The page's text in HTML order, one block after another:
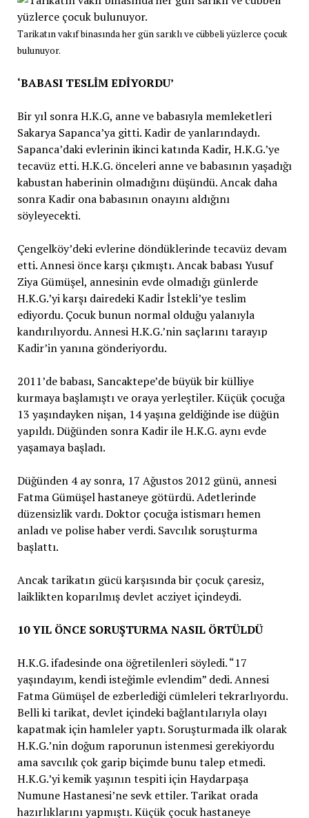
Tarikatın vakıf binasında her gün sarıklı ve cübbeli yüzlerce çocuk
bulunuyor.
‘BABASI TESLİM EDİYORDU’
Bir yıl sonra H.K.G, anne ve babasıyla memleketleri
Sakarya Sapanca’ya gitti. Kadir de yanlarındaydı.
Sapanca’daki evlerinin ikinci katında Kadir, H.K.G.’ye
tecavüz etti. H.K.G. önceleri anne ve babasının yaşadığı
kabustan haberinin olmadığını düşündü. Ancak daha
sonra Kadir ona babasının onayını aldığını
söyleyecekti.
Çengelköy’deki evlerine döndüklerinde tecavüz devam
etti. Annesi önce karşı çıkmıştı. Ancak babası Yusuf
Ziya Gümüşel, annesinin evde olmadığı günlerde
H.K.G.’yi karşı dairedeki Kadir İstekli’ye teslim
ediyordu. Çocuk bunun normal olduğu yalanıyla
kandırılıyordu. Annesi H.K.G.’nin saçlarını tarayıp
Kadir’in yanına gönderiyordu.
2011’de babası, Sancaktepe’de büyük bir külliye
kurmaya başlamıştı ve oraya yerleştiler. Küçük çocuğa
13 yaşındayken nişan, 14 yaşına geldiğinde ise düğün
yapıldı. Düğünden sonra Kadir ile H.K.G. aynı evde
yaşamaya başladı.
Düğünden 4 ay sonra, 17 Ağustos 2012 günü, annesi
Fatma Gümüşel hastaneye götürdü. Adetlerinde
düzensizlik vardı. Doktor çocuğa istismarı hemen
anladı ve polise haber verdi. Savcılık soruşturma
başlattı.
Ancak tarikatın gücü karşısında bir çocuk çaresiz,
laiklikten koparılmış devlet acziyet içindeydi.
10 YIL ÖNCE SORUŞTURMA NASIL ÖRTÜLDÜ
H.K.G. ifadesinde ona öğretilenleri söyledi. “17
yaşındayım, kendi isteğimle evlendim” dedi. Annesi
Fatma Gümüşel de ezberlediği cümleleri tekrarlıyordu.
Belli ki tarikat, devlet içindeki bağlantılarıyla olayı
kapatmak için hamleler yaptı. Soruşturmada ilk olarak
H.K.G.’nin doğum raporunun istenmesi gerekiyordu
ama savcılık çok garip biçimde bunu talep etmedi.
H.K.G.’yi kemik yaşının tespiti için Haydarpaşa
Numune Hastanesi’ne sevk ettiler. Tarikat orada
hazırlıklarını yapmıştı. Küçük çocuk hastaneye